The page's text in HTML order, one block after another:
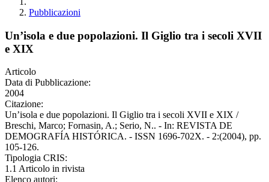
Pubblicazioni
Un’isola e due popolazioni. Il Giglio tra i secoli XVII
e XIX
Articolo
Data di Pubblicazione:
2004
Citazione:
Un’isola e due popolazioni. Il Giglio tra i secoli XVII e XIX /
Breschi, Marco; Fornasin, A.; Serio, N.. - In: REVISTA DE
DEMOGRAFÍA HISTÓRICA. - ISSN 1696-702X. - 2:(2004), pp.
105-126.
Tipologia CRIS:
1.1 Articolo in rivista
Elenco autori: